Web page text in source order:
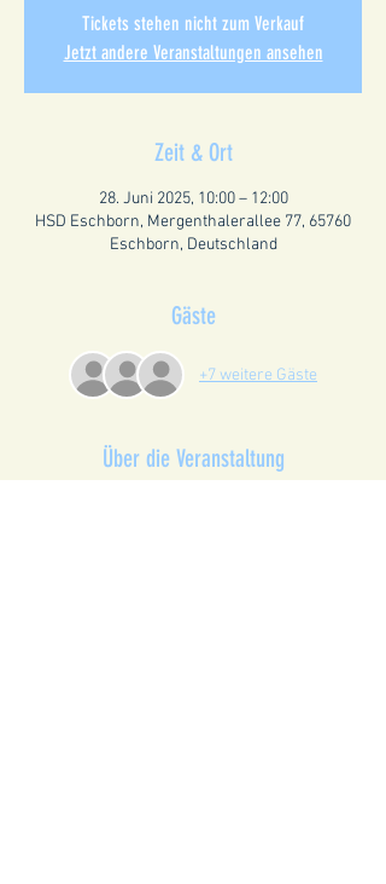
Tickets stehen nicht zum Verkauf
Jetzt andere Veranstaltungen ansehen
Zeit & Ort
28. Juni 2025, 10:00 – 12:00
HSD Eschborn, Mergenthalerallee 77, 65760
Eschborn, Deutschland
Gäste
+7 weitere Gäste
Über die Veranstaltung